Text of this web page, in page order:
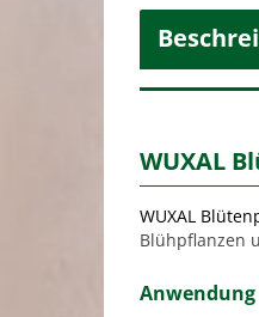
WUXAL
WUXAL
Blühpflanzen